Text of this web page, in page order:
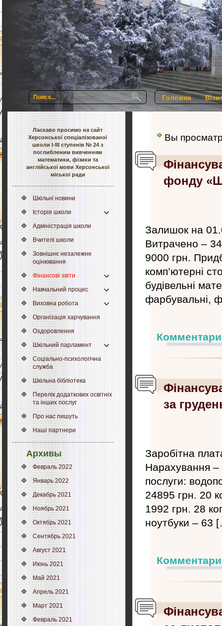
Головна
Ласкаво просимо на сайт
Херсонської спеціалізованої
школи І-ІІІ ступенів № 24 з
поглибленим вивченням
математики, фізики та
англійської мови Херсонської
міської ради
Шкільні новини
Історія школи
Адміністрація школи
Вчителі школи
Зовнішнє незалежне
оцінювання
Фінансові звіти
Навчальний процес
Виховна робота
Організація харчування
Оздоровлення
Шкільний парламент
Соціально-психологічна
служба
Шкільна бібліотека
Перелік додаткових освітніх
та інших послуг
Про нас пишуть
Наші партнери
Архивы
Февраль 2022
Январь 2022
Декабрь 2021
Ноябрь 2021
Октябрь 2021
Сентябрь 2021
Август 2021
Июнь 2021
Май 2021
Апрель 2021
Март 2021
Февраль 2021
Вы
фонду
Залишок на
Витрачено –
9000 грн.
комп’ютерні
будівельні
фарбувальні,
за
Заробітна
Нарахування –
послуги:
24895 грн. 20
1992 грн. 28
ноутбуки – 63